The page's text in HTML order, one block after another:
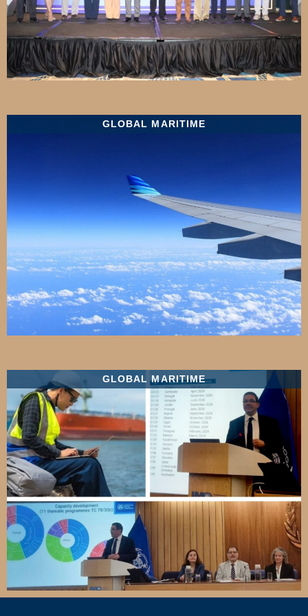
GLOBAL MARITIME
GLOBAL MARITIME